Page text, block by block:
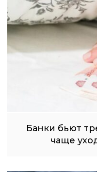
Банки бьют
чаще